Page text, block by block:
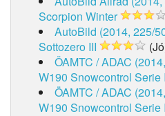
Scorpion Winter
AutoBild (2014, 225/
Sottozero III
ÖAMTC / ADAC
W190 Snowcontrol Serie
ÖAMTC / ADAC
W190 Snowcontrol Serie